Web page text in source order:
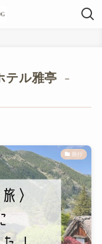
テル雅亭
–
旅行